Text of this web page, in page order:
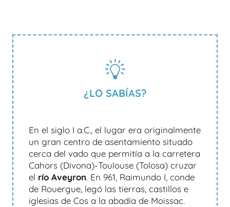
¿LO SABÍAS?
En el siglo I a.C., el lugar era originalmente
un gran centro de asentamiento situado
cerca del vado que permitía a la carretera
Cahors (Divona)-Toulouse (Tolosa) cruzar
el río Aveyron. En 961, Raimundo I, conde
de Rouergue, legó las tierras, castillos e
iglesias de Cos a la abadía de Moissac.